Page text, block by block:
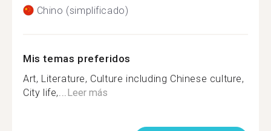
Chino (simplificado)
Mis temas preferidos
Art, Literature, Culture including Chinese culture,
City life,... Leer más